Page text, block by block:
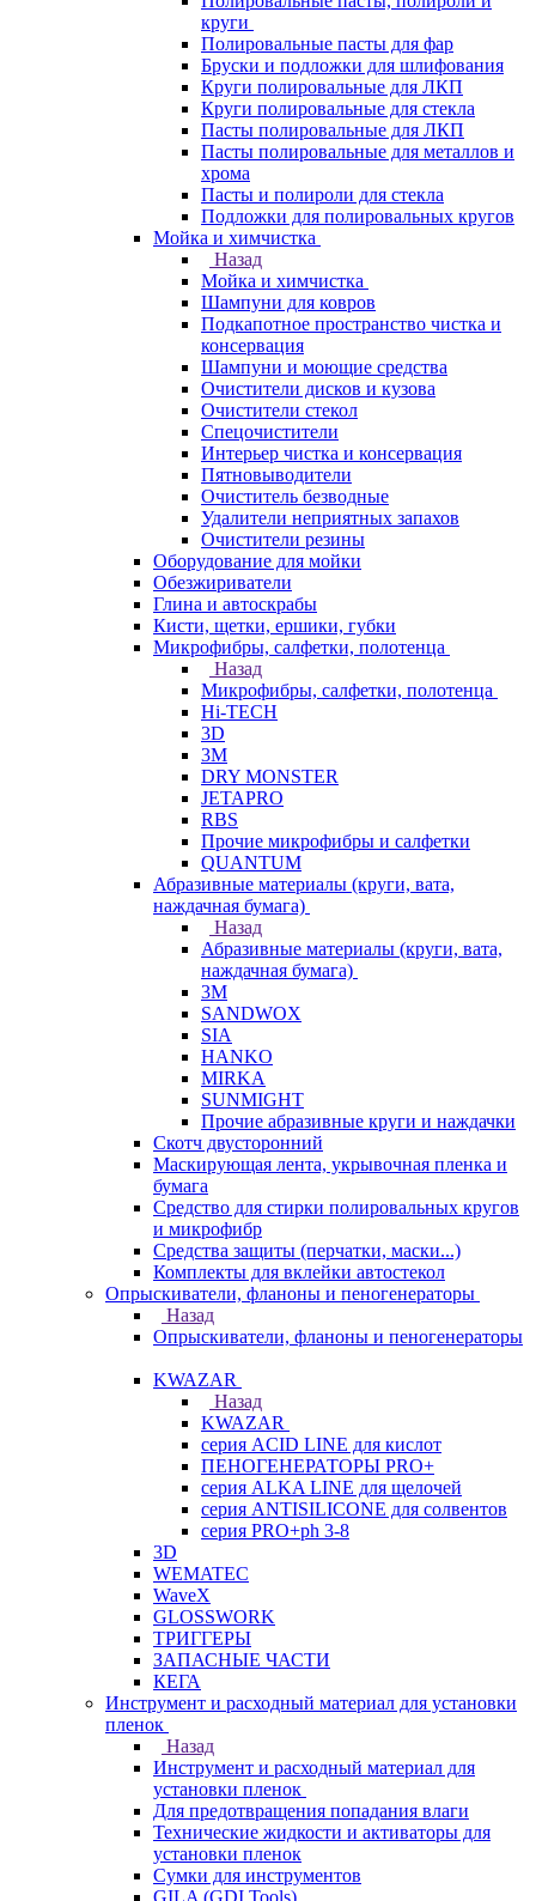
круги
Полировальные пасты для фар
Бруски и подложки для шлифования
Круги полировальные для ЛКП
Круги полировальные для стекла
Пасты полировальные для ЛКП
Пасты полировальные для металлов и
хрома
Пасты и полироли для стекла
Подложки для полировальных кругов
Мойка и химчистка
Назад
Мойка и химчистка
Шампуни для ковров
Подкапотное пространство чистка и
консервация
Шампуни и моющие средства
Очистители дисков и кузова
Очистители стекол
Спецочистители
Интерьер чистка и консервация
Пятновыводители
Очиститель безводные
Удалители неприятных запахов
Очистители резины
Оборудование для мойки
Обезжириватели
Глина и автоскрабы
Кисти, щетки, ершики, губки
Микрофибры, салфетки, полотенца
Назад
Микрофибры, салфетки, полотенца
Hi-TECH
3D
3М
DRY MONSTER
JETAPRO
RBS
Прочие микрофибры и салфетки
QUANTUM
Абразивные материалы (круги, вата,
наждачная бумага)
Назад
Абразивные материалы (круги, вата,
наждачная бумага)
3М
SANDWOX
SIA
HANKO
MIRKA
SUNMIGHT
Прочие абразивные круги и наждачки
Скотч двусторонний
Маскирующая лента, укрывочная пленка и
бумага
Средство для стирки полировальных кругов
и микрофибр
Средства защиты (перчатки, маски...)
Комплекты для вклейки автостекол
Опрыскиватели, фланоны и пеногенераторы
Назад
Опрыскиватели, фланоны и пеногенераторы
KWAZAR
Назад
KWAZAR
серия ACID LINE для кислот
ПЕНОГЕНЕРАТОРЫ PRO+
серия ALKA LINE для щелочей
серия ANTISILICONE для солвентов
серия PRO+ph 3-8
3D
WEMATEC
WaveX
GLOSSWORK
ТРИГГЕРЫ
ЗАПАСНЫЕ ЧАСТИ
КЕГА
Инструмент и расходный материал для установки
пленок
Назад
Инструмент и расходный материал для
установки пленок
Для предотвращения попадания влаги
Технические жидкости и активаторы для
установки пленок
Сумки для инструментов
GILA (GDI Tools)